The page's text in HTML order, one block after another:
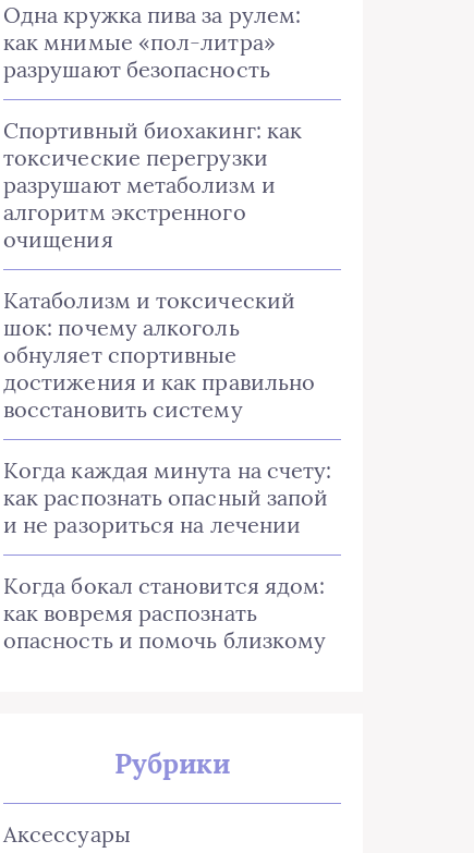
Одна кружка пива за рулем:
как мнимые «пол-литра»
разрушают безопасность
Спортивный биохакинг: как
токсические перегрузки
разрушают метаболизм и
алгоритм экстренного
очищения
Катаболизм и токсический
шок: почему алкоголь
обнуляет спортивные
достижения и как правильно
восстановить систему
Когда каждая минута на счету:
как распознать опасный запой
и не разориться на лечении
Когда бокал становится ядом:
как вовремя распознать
опасность и помочь близкому
Рубрики
Аксессуары